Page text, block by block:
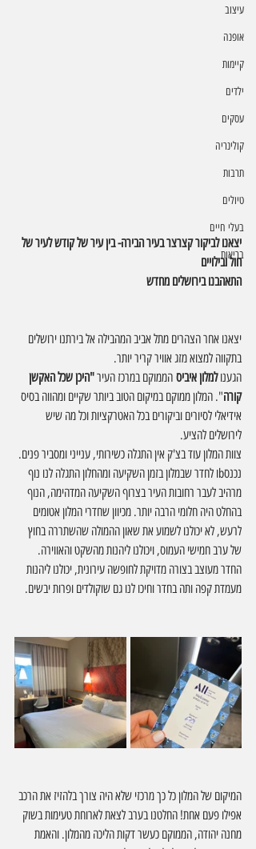
עיצוב
אופנה
קיימות
ילדים
עסקים
קולינריה
תרבות
טיולים
בעלי חיים
בריאות
יצאנו לביקור קצרצר בעיר הבירה- בין עיר של קודש לעיר של
חול ובילויים
התאהבנו בירושלים מחדש
יצאנו אחר הצהרים מתל אביב המהבילה אל בירתנו ירושלים
בתקווה למצוא מזג אוויר קריר יותר.
הגענו למלון איביס הממוקם במרכז העיר "היכן שכל האקשן
קורה". המלון ממוקם במיקום הטוב ביותר שקיים ומהווה בסיס
אידיאלי לסיורים וביקורים בכל האטרקציות וכל מה שיש
לירושלים להציע.
צוות המלון עוד בצ'ק אין התגלה כשירותי, ענייני ומסביר פנים.
נכנסbו לחדר שבמלון בזמן השקיעה ומהחלון התגלה לנו נוף
מרהיב לעבר רחובות העיר בצרוף השקיעה המדהימה, הנוף
בהחלט היה חלומי הרבה יותר. מכיוון שחדרי המלון אטומים
לרעש, לא יכולנו לשמוע את שאון ההמולה שהשתררה בחוץ
של ערב חמישי העמוס, ויכולנו ליהנות מהשקט והאווירה.
החדר מעוצב בצורה מדויקת לחופשה עירונית, יכולנו ליהנות
מעמדת קפה ותה בחדר וחיכו לנו גם שוקולדים ופרות יבשים.
המיקום של המלון כל כך מרכזי שלא היה צורך בלהזיז את הרכב
אפילו פעם אחת! החלטנו בערב לצאת לארוחת טעימות בשוק
מחנה יהודה, הממוקם כעשר דקות הליכה מהמלון. והאמת